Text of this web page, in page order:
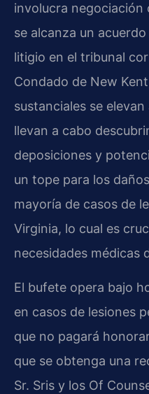
involucra negociación
se alcanza un
litigio en el tribunal
Condado de New
sustanciales se
llevan a cabo
deposiciones y
un tope para los
mayoría de casos de
Virginia, lo cual es
necesidades médicas
El bufete opera bajo
en casos de lesiones
que no pagará
que se obtenga una
Sr. Sris y los Of